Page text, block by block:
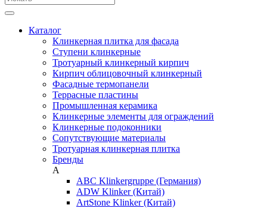
Каталог
Клинкерная плитка для фасада
Ступени клинкерные
Тротуарный клинкерный кирпич
Кирпич облицовочный клинкерный
Фасадные термопанели
Террасные пластины
Промышленная керамика
Клинкерные элементы для ограждений
Клинкерные подоконники
Сопутствующие материалы
Тротуарная клинкерная плитка
Бренды
A
ABC Klinkergruppe (Германия)
ADW Klinker (Китай)
ArtStone Klinker (Китай)